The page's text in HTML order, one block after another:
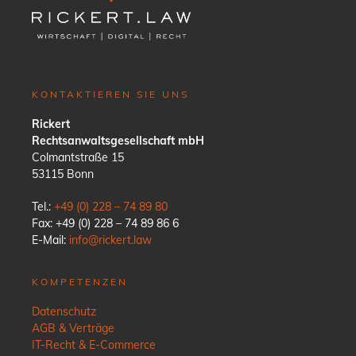
KONTAKTIEREN SIE UNS
Rickert
Rechtsanwaltsgesellschaft mbH
Colmantstraße 15
53115 Bonn
Tel.: +49 (0) 228 – 74 89 80
Fax: +49 (0) 228 – 74 89 86 6
E-Mail: info@rickert.law
KOMPETENZEN
Datenschutz
AGB & Verträge
IT-Recht & E-Commerce